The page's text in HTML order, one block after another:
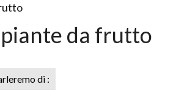
da frutto
di :